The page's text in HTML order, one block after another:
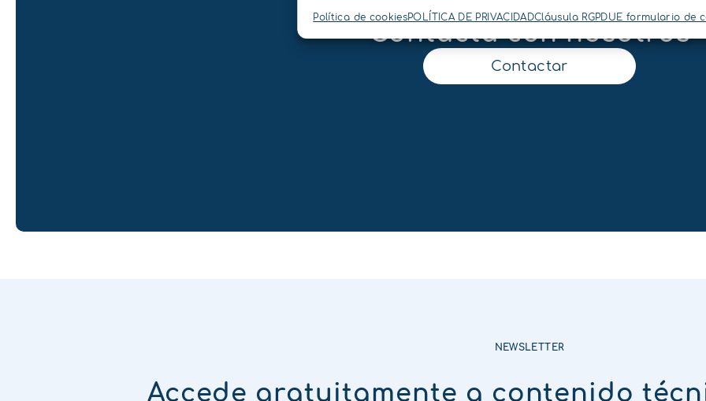
Política de cookiesPOLÍTICA DE PRIVACIDADCláusula RGPDUE formulario de
Contacta con nosotros
Contactar
NEWSLETTER
Accede gratuitamente a contenido